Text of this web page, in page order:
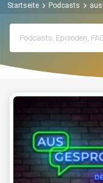
Startseite Podcasts